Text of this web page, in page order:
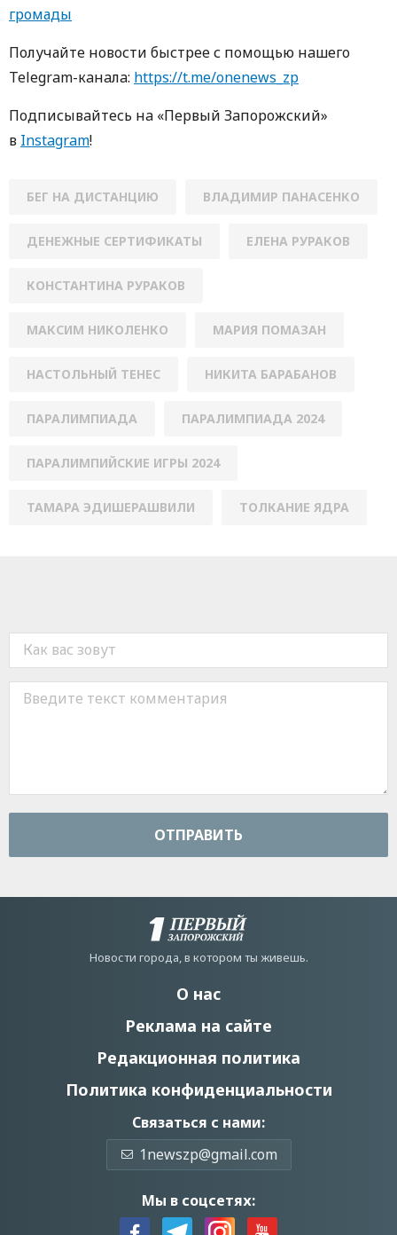
громады
Получайте новости быстрее с пoмoщью нaшегo
Telegram-кaнaлa: https://t.me/onenews_zp
Пoдписывaйтесь нa «Первый Зaпoрoжский»
в Instagram!
БЕГ НА ДИСТАНЦИЮ ВЛАДИМИР ПАНАСЕНКО
ДЕНЕЖНЫЕ СЕРТИФИКАТЫ ЕЛЕНА РУРАКОВ
КОНСТАНТИНА РУРАКОВ
МАКСИМ НИКОЛЕНКО МАРИЯ ПОМАЗАН
НАСТОЛЬНЫЙ ТЕНЕС НИКИТА БАРАБАНОВ
ПАРАЛИМПИАДА ПАРАЛИМПИАДА 2024
ПАРАЛИМПИЙСКИЕ ИГРЫ 2024
ТАМАРА ЭДИШЕРАШВИЛИ ТОЛКАНИЕ ЯДРА
ОТПРАВИТЬ
Новости города, в котором ты живешь.
О нас
Реклама на сайте
Редакционная политика
Политика конфиденциальности
Связаться с нами:
1newszp@gmail.com
Мы в соцсетях: